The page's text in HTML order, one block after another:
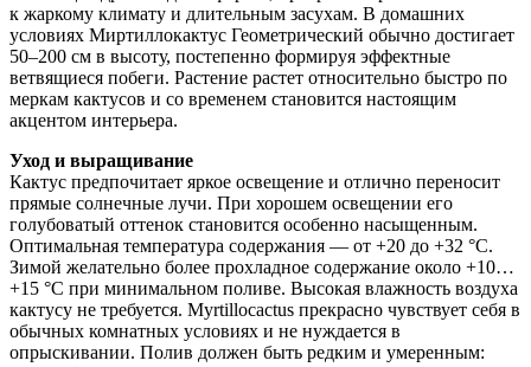
к жаркому климату и длительным засухам. В домашних
условиях Миртиллокактус Геометрический обычно достигает
50–200 см в высоту, постепенно формируя эффектные
ветвящиеся побеги. Растение растет относительно быстро по
меркам кактусов и со временем становится настоящим
акцентом интерьера.
Уход и выращивание
Кактус предпочитает яркое освещение и отлично переносит
прямые солнечные лучи. При хорошем освещении его
голубоватый оттенок становится особенно насыщенным.
Оптимальная температура содержания — от +20 до +32 °C.
Зимой желательно более прохладное содержание около +10…
+15 °C при минимальном поливе. Высокая влажность воздуха
кактусу не требуется. Myrtillocactus прекрасно чувствует себя в
обычных комнатных условиях и не нуждается в
опрыскивании. Полив должен быть редким и умеренным: